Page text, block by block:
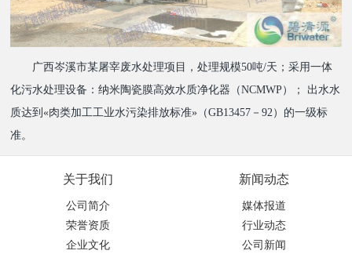
广西岑溪市某屠宰废水处理项目，处理规模50吨/天；采用一体
化污水处理设备：纳米陶瓷膜高效水质净化器（NCMWP）； 出水水
质达到«肉类加工工业水污染排放标准»（GB13457－92）的一级标
准。
关于我们
公司简介
荣誉资质
企业文化
新闻动态
媒体报道
行业动态
公司新闻